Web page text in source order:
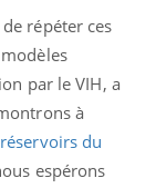
répéter ces
par le VIH, a
à
du
espérons